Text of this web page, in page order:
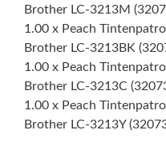
Brother LC-3213M
1.00 x Peach
Brother LC-3213BK
1.00 x Peach
Brother LC-3213C
1.00 x Peach
Brother LC-3213Y